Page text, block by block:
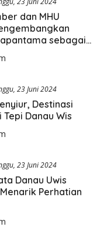
dan MHU
sebagai
23 Juni 2024
Destinasi
Danau Wis
23 Juni 2024
Danau Uwis
Perhatian